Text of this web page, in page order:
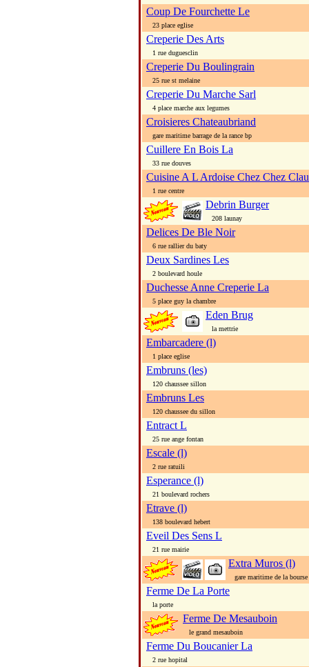
Coup De Fourchette Le
23 place eglise
Creperie Des Arts
1 rue duguesclin
Creperie Du Boulingrain
25 rue st melaine
Creperie Du Marche Sarl
4 place marche aux legumes
Croisieres Chateaubriand
gare maritime barrage de la rance bp
Cuillere En Bois La
33 rue douves
Cuisine A L Ardoise Chez Chez
1 rue centre
Debrin Burger
208 launay
Delices De Ble Noir
6 rue rallier du baty
Deux Sardines Les
2 boulevard houle
Duchesse Anne Creperie La
5 place guy la chambre
Eden Brug
la mettrie
Embarcadere (l)
1 place eglise
Embruns (les)
120 chaussee sillon
Embruns Les
120 chaussee du sillon
Entract L
25 rue ange fontan
Escale (l)
2 rue ratuili
Esperance (l)
21 boulevard rochers
Etrave (l)
138 boulevard hebert
Eveil Des Sens L
21 rue mairie
Extra Muros (l)
gare maritime de la bourse
Ferme De La Porte
la porte
Ferme De Mesauboin
le grand mesauboin
Ferme Du Boucanier La
2 rue hopital